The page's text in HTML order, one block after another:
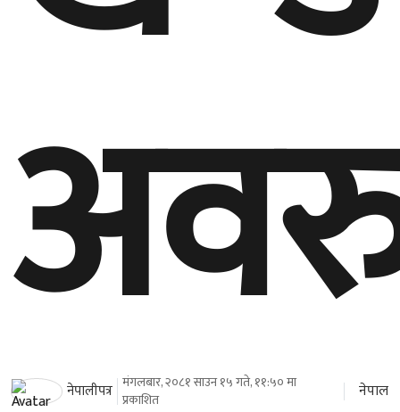
नेपालीपत्र मंगलबार, २०८१ साउन १५ गते, ११:५० मा
प्रकाशित
नेपाल